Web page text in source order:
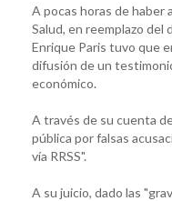
A pocas horas de haber
Salud, en reemplazo del
Enrique Paris tuvo que
difusión de un
económico.
A través de su cuenta
pública por falsas
vía RRSS".
A su juicio, dado las